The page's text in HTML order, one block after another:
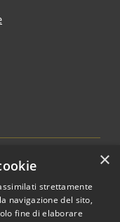
© 2026 • Comune di
di Romagna •
×
strettamente
navigazione del sito,
fine di elaborare